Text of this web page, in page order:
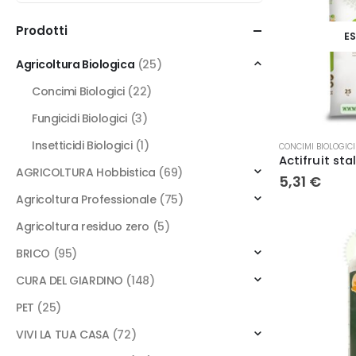
CONCIMI BIOLOGICI
5,31 €
Prodotti
Agricoltura Biologica (25)
Concimi Biologici (22)
Fungicidi Biologici (3)
Insetticidi Biologici (1)
AGRICOLTURA Hobbistica (69)
Agricoltura Professionale (75)
Agricoltura residuo zero (5)
BRICO (95)
CURA DEL GIARDINO (148)
PET (25)
VIVI LA TUA CASA (72)